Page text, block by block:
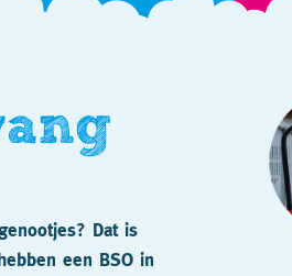
Dat is
een BSO in